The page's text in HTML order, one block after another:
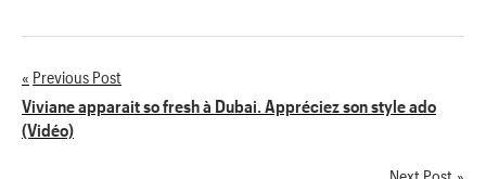
Navigation
de
Previous Post
Viviane apparait so fresh à Dubai. Appréciez son style ado
(Vidéo)